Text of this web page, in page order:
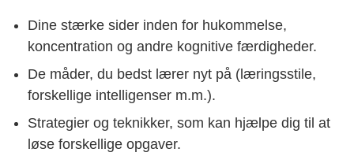
Dine stærke sider inden for hukommelse,
koncentration og andre kognitive færdigheder.
De måder, du bedst lærer nyt på (læringsstile,
forskellige intelligenser m.m.).
Strategier og teknikker, som kan hjælpe dig til at
løse forskellige opgaver.